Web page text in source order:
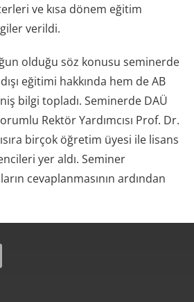
ve kısa dönem eğitim
verildi.
olduğu söz konusu seminerde
eğitimi hakkında hem de AB
bilgi topladı. Seminerde DAÜ
Rektör Yardımcısı Prof. Dr.
birçok öğretim üyesi ile lisans
yer aldı. Seminer
cevaplanmasının ardından